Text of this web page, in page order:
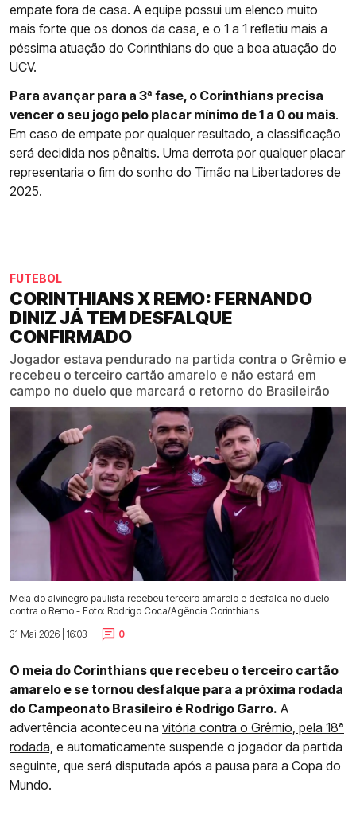
empate fora de casa. A equipe possui um elenco muito
mais forte que os donos da casa, e o 1 a 1 refletiu mais a
péssima atuação do Corinthians do que a boa atuação do
UCV.
Para avançar para a 3ª fase, o Corinthians precisa
vencer o seu jogo pelo placar mínimo de 1 a 0 ou mais.
Em caso de empate por qualquer resultado, a classificação
será decidida nos pênaltis. Uma derrota por qualquer placar
representaria o fim do sonho do Timão na Libertadores de
2025.
FUTEBOL
CORINTHIANS X REMO: FERNANDO
DINIZ JÁ TEM DESFALQUE
CONFIRMADO
Jogador estava pendurado na partida contra o Grêmio e
recebeu o terceiro cartão amarelo e não estará em
campo no duelo que marcará o retorno do Brasileirão
Meia do alvinegro paulista recebeu terceiro amarelo e desfalca no duelo
contra o Remo - Foto: Rodrigo Coca/Agência Corinthians
31 Mai 2026 | 16:03 |
0
O meia do Corinthians que recebeu o terceiro cartão
amarelo e se tornou desfalque para a próxima rodada
do Campeonato Brasileiro é Rodrigo Garro. A
advertência aconteceu na vitória contra o Grêmio, pela 18ª
rodada, e automaticamente suspende o jogador da partida
seguinte, que será disputada após a pausa para a Copa do
Mundo.